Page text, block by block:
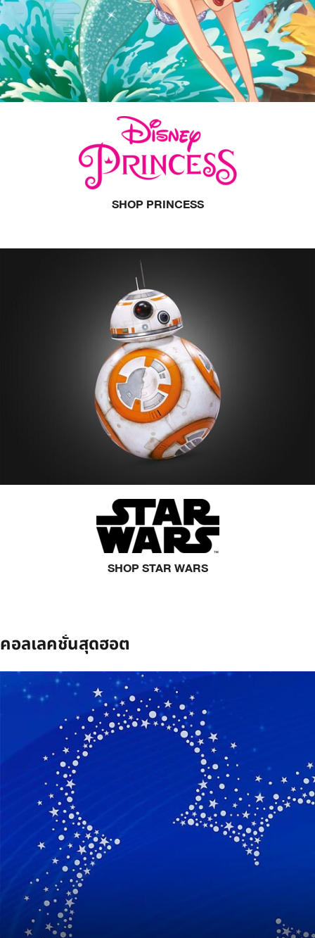
SHOP PRINCESS
SHOP STAR WARS
คอลเลคชั่นสุดฮอต